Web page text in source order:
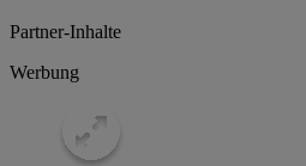
Partner-Inhalte
Werbung